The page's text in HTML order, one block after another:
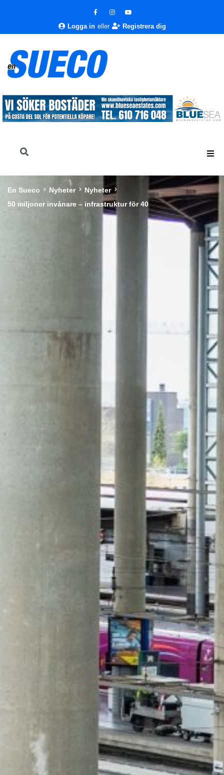
Logga in eller Registrera dig
En Sueco Nyheter
Nyheter
50 miljoner invånare – infrastruktur för 40